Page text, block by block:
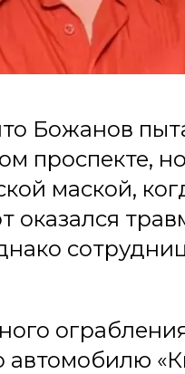
Божанов
проспекте,
маской,
оказался
автомобилю